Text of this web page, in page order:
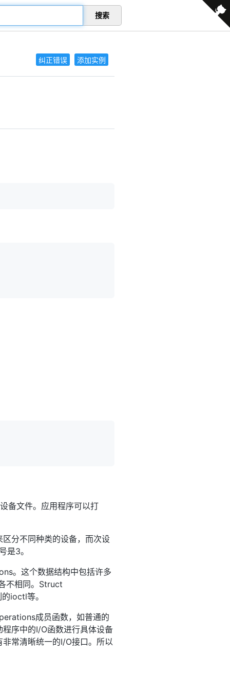
搜索
纠正错误 添加实例
备文件。应用程序可以打
分不同种类的设备，而次设
是3。
。这个数据结构中包括许多
不相同。Struct
ioctl等。
成员函数，如普通的
序中的I/O函数进行具体设备
常清晰统一的I/O接口。所以